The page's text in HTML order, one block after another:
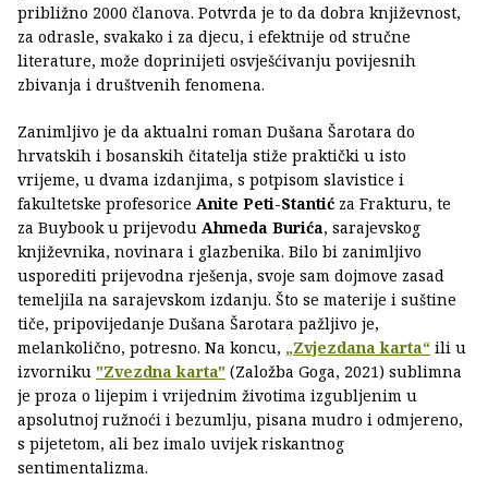
približno 2000 članova. Potvrda je to da dobra književnost,
za odrasle, svakako i za djecu, i efektnije od stručne
literature, može doprinijeti osvješćivanju povijesnih
zbivanja i društvenih fenomena.
Zanimljivo je da aktualni roman Dušana Šarotara do
hrvatskih i bosanskih čitatelja stiže praktički u isto
vrijeme, u dvama izdanjima, s potpisom slavistice i
fakultetske profesorice Anite Peti-Stantić za Frakturu, te
za Buybook u prijevodu Ahmeda Burića, sarajevskog
književnika, novinara i glazbenika. Bilo bi zanimljivo
usporediti prijevodna rješenja, svoje sam dojmove zasad
temeljila na sarajevskom izdanju. Što se materije i suštine
tiče, pripovijedanje Dušana Šarotara pažljivo je,
melankolično, potresno. Na koncu, „Zvjezdana karta“ ili u
izvorniku "Zvezdna karta" (Založba Goga, 2021) sublimna
je proza o lijepim i vrijednim životima izgubljenim u
apsolutnoj ružnoći i bezumlju, pisana mudro i odmjereno,
s pijetetom, ali bez imalo uvijek riskantnog
sentimentalizma.